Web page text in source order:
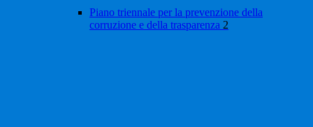
Piano triennale per la prevenzione della
corruzione e della trasparenza 2